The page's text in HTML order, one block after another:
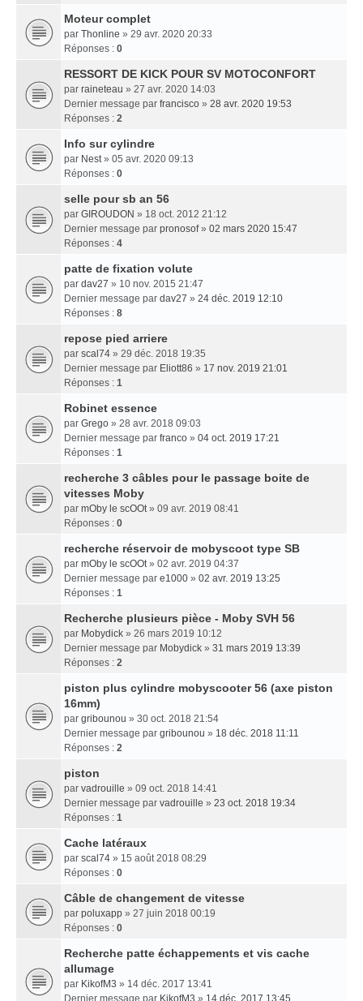
Moteur complet
par Thonline » 29 avr. 2020 20:33
Réponses : 0
RESSORT DE KICK POUR SV MOTOCONFORT
par raineteau » 27 avr. 2020 14:03
Dernier message par francisco » 28 avr. 2020 19:53
Réponses : 2
Info sur cylindre
par Nest» 05 avr. 2020 09:13
Réponses : 0
selle pour sb an 56
par GIROUDON » 18 oct. 2012 21:12
Dernier message par pronosof» 02 mars 2020 15:47
Réponses : 4
patte de fixation volute
par dav27 » 10 nov. 2015 21:47
Dernier message par dav27 » 24 déc. 2019 12:10
Réponses : 8
repose pied arriere
par scal74 » 29 déc. 2018 19:35
Dernier message par Eliott86 » 17 nov. 2019 21:01
Réponses : 1
Robinet essence
par Grego » 28 avr. 2018 09:03
Dernier message par franco » 04 oct. 2019 17:21
Réponses : 1
recherche 3 câbles pour le passage boite de
vitesses Moby
par mOby le scOOt» 09 avr. 2019 08:41
Réponses : 0
recherche réservoir de mobyscoot type SB
par mOby le scOOt» 02 avr. 2019 04:37
Dernier message par e1000 » 02 avr. 2019 13:25
Réponses : 1
Recherche plusieurs pièce - Moby SVH 56
par Mobydick » 26 mars 2019 10:12
Dernier message par Mobydick » 31 mars 2019 13:39
Réponses : 2
piston plus cylindre mobyscooter 56 (axe piston
16mm)
par gribounou » 30 oct. 2018 21:54
Dernier message par gribounou » 18 déc. 2018 11:11
Réponses : 2
piston
par vadrouille » 09 oct. 2018 14:41
Dernier message par vadrouille » 23 oct. 2018 19:34
Réponses : 1
Cache latéraux
par scal74 » 15 août 2018 08:29
Réponses : 0
Câble de changement de vitesse
par poluxapp » 27 juin 2018 00:19
Réponses : 0
Recherche patte échappements et vis cache
allumage
par KikofM3 » 14 déc. 2017 13:41
Dernier message par KikofM3 » 14 déc. 2017 13:45